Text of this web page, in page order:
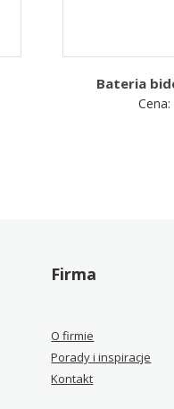
Bateria
Cena:
Firma
O firmie
Porady i inspiracje
Kontakt